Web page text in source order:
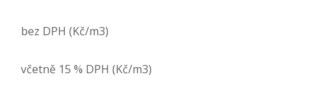
bez DPH (Kč/m3)
včetně 15 % DPH (Kč/m3)